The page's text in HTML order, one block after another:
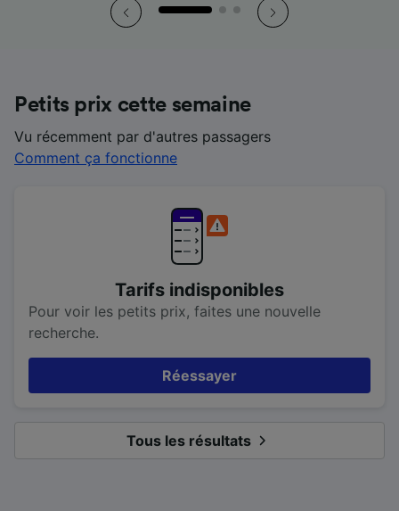
Petits prix cette semaine
Vu récemment par d'autres passagers
Comment ça fonctionne
Tarifs indisponibles
Pour voir les petits prix, faites une nouvelle
recherche.
Réessayer
Tous les résultats